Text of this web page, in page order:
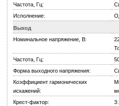
Частота, Гц:
Исполнение:
Выход
Номинальное напряжение, В:
Частота, Гц:
Форма выходного напряжения:
Коэффициент гармонических
искажений:
Крест-фактор: